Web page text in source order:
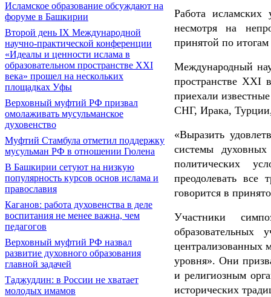
Исламское образование обсуждают на
форуме в Башкирии
Второй день IX Международной
научно-практической конференции
«Идеалы и ценности ислама в
образовательном пространстве XXI
века» прошел на нескольких
площадках Уфы
Верховный муфтий РФ призвал
омолаживать мусульманское
духовенство
Муфтий Стамбула отметил поддержку
мусульман РФ в отношении Гюлена
В Башкирии сетуют на низкую
популярность курсов основ ислама и
православия
Каганов: работа духовенства в деле
воспитания не менее важна, чем
педагогов
Верховный муфтий РФ назвал
развитие духовного образования
главной задачей
Таджуддин: в России не хватает
молодых имамов
Работа исламских
несмотря на
принятой по
Международный
пространстве XXI
приехали
СНГ, Ирака,
«Выразить
системы
политических
преодолевать все
говорится в
Участники
централизованных
уровня». Они
и религиозным
исторических